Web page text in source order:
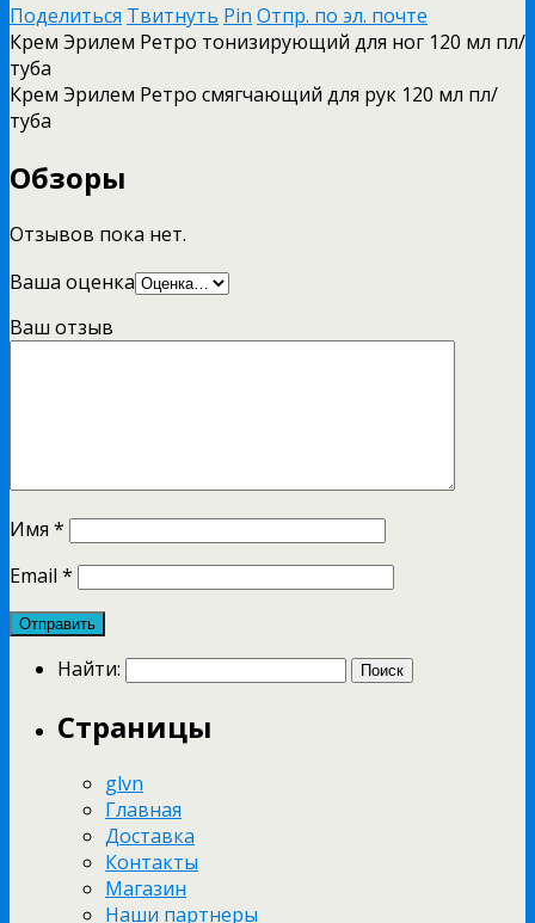
Поделиться Твитнуть Pin Отпр. по эл. почте
Крем Эрилем Ретро тонизирующий для ног 120 мл пл/
туба
Крем Эрилем Ретро смягчающий для рук 120 мл пл/
туба
Обзоры
Отзывов пока нет.
Ваша оценка
Ваш отзыв
Имя *
Email *
Найти:
Страницы
glvn
Главная
Доставка
Контакты
Магазин
Наши партнеры